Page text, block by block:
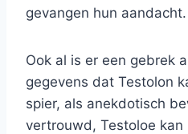
gevangen hun aandacht.
Ook al is er een gebrek
gegevens dat Testolon
spier, als anekdotisch
vertrouwd, Testoloe